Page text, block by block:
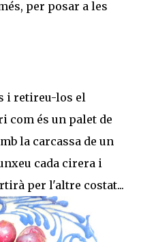
per posar a les
i retireu-los el
com és un palet de
la carcassa de un
cada cirera i
per l'altre costat...